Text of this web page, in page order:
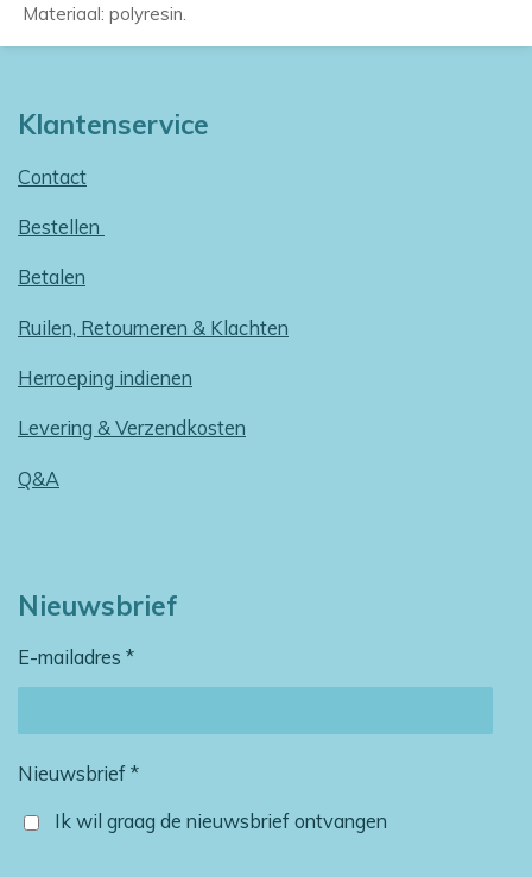
Materiaal: polyresin.
Klantenservice
Contact
Bestellen
Betalen
Ruilen, Retourneren & Klachten
Herroeping indienen
Levering & Verzendkosten
Q&A
Nieuwsbrief
E-mailadres *
Nieuwsbrief *
Ik wil graag de nieuwsbrief ontvangen